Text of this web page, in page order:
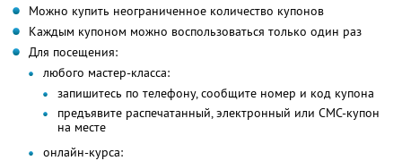
Можно купить неограниченное количество купонов
Каждым купоном можно воспользоваться только один раз
Для посещения:
любого мастер-класса:
запишитесь по телефону, сообщите номер и код купона
предъявите распечатанный, электронный или СМС-купон
на месте
онлайн-курса: